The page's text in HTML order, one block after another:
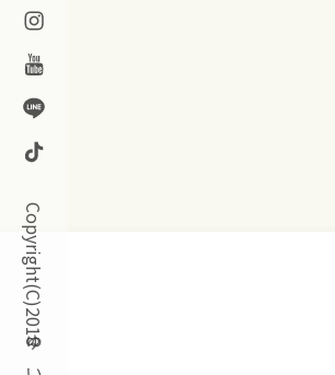
Instagram
Youtube
Line
TikTok